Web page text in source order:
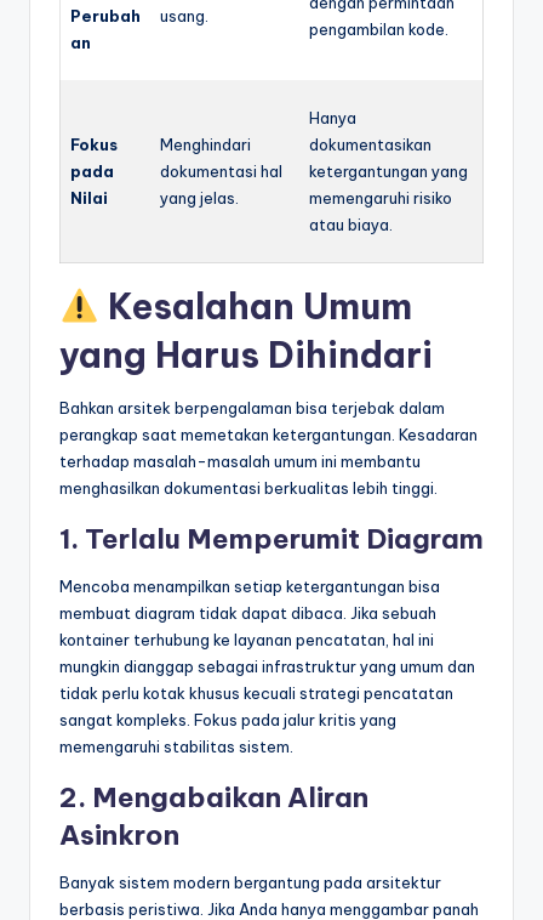
Perubah
an
usang.
pengambilan kode.
Fokus
pada
Nilai
Menghindari
dokumentasi hal
yang jelas.
Hanya
dokumentasikan
ketergantungan yang
memengaruhi risiko
atau biaya.
Kesalahan Umum
yang Harus Dihindari
Bahkan arsitek berpengalaman bisa terjebak dalam
perangkap saat memetakan ketergantungan. Kesadaran
terhadap masalah-masalah umum ini membantu
menghasilkan dokumentasi berkualitas lebih tinggi.
1. Terlalu Memperumit Diagram
Mencoba menampilkan setiap ketergantungan bisa
membuat diagram tidak dapat dibaca. Jika sebuah
kontainer terhubung ke layanan pencatatan, hal ini
mungkin dianggap sebagai infrastruktur yang umum dan
tidak perlu kotak khusus kecuali strategi pencatatan
sangat kompleks. Fokus pada jalur kritis yang
memengaruhi stabilitas sistem.
2. Mengabaikan Aliran
Asinkron
Banyak sistem modern bergantung pada arsitektur
berbasis peristiwa. Jika Anda hanya menggambar panah